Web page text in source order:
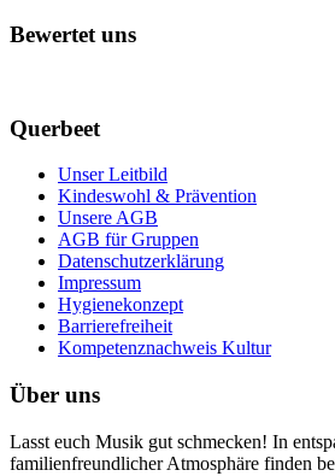
Bewertet uns
Querbeet
Unser Leitbild
Kindeswohl & Prävention
Unsere AGB
AGB für Gruppen
Datenschutzerklärung
Impressum
Hygienekonzept
Barrierefreiheit
Kompetenznachweis Kultur
Über uns
Lasst euch Musik gut schmecken! In
familienfreundlicher Atmosphäre finden